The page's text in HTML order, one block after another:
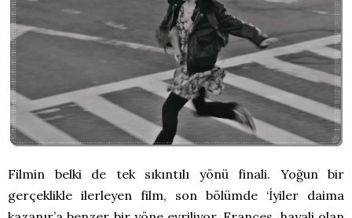
Filmin belki de tek sıkıntılı yönü finali. Yoğun bir
gerçeklikle ilerleyen film, son bölümde ‘İyiler daima